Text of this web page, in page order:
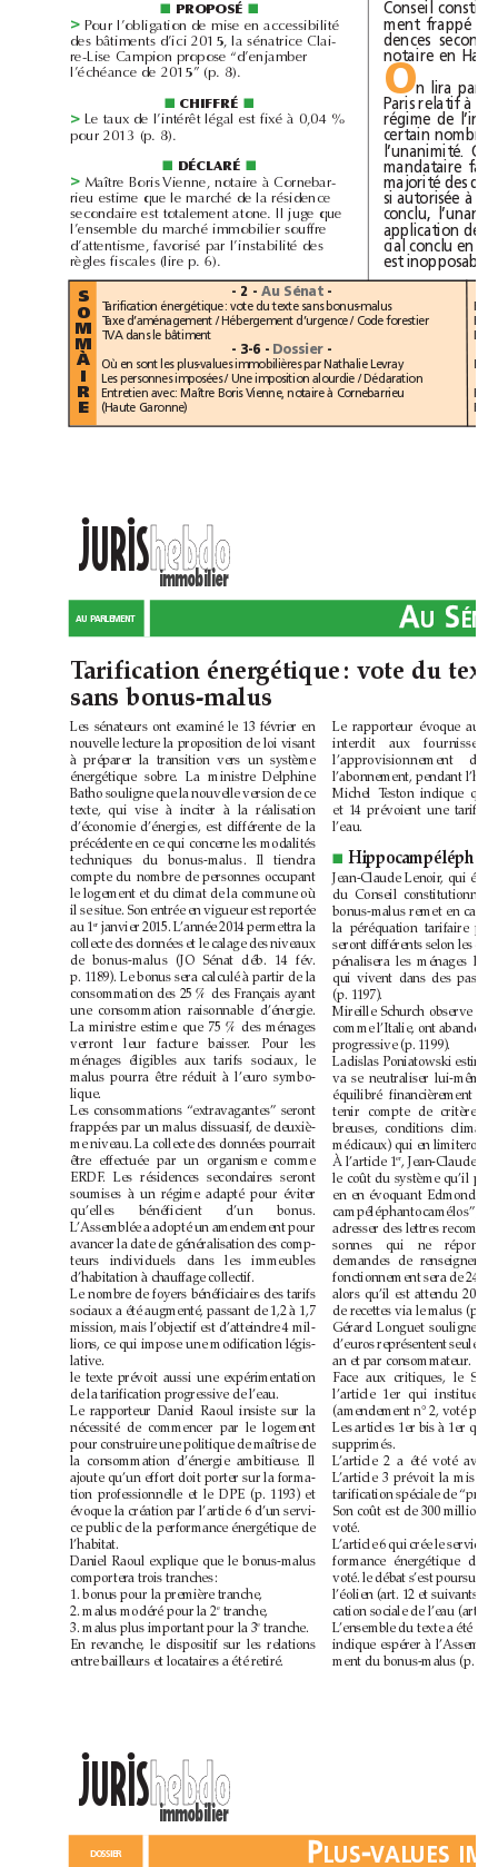
PROPOSÉ
> Pour l’obligation de mise en accessibilité
des bâtiments d’ici 2015, la sénatrice Clai-
re-Lise Campion propose “d’enjamber
l’échéance de 2015” (p.8).
CHIFFRÉ
>
Le taux de l’intérêt légal est fixé à 0,04%
pour 2013 (p.8).
DÉCLARÉ
>
Maître Boris Vienne, notaire à Cornebar-
rieu estime que le marché de la résidence
secondaire est totalement atone. Il juge que
l’ensemble du marché immobilier souffre
d’attentisme, favorisé par l’instabilité des
règles fiscales (lire p.6).
O
- 2 - Au Sénat -
Tarification énergétique: vote du texte sans bonus-malus
Taxe d’aménagement / Hébergement d’urgence / Code forestier
TVA dans le bâtiment
- 3-6 - Dossier -
Où en sont les plus-values immobilières par Nathalie Levray
Les personnes imposées / Une imposition alourdie / Déclaration
Entretien avec: Maître Boris Vienne, notaire à Cornebarrieu
(Haute Garonne)
S
O
M
M
À
I
R
E
Les sénateurs ont examiné le 13février en
nouvelle lecture la proposition de loi visant
à préparer la transition vers un système
énergétique sobre. La ministre Delphine
Batho souligne que la nouvelle version de ce
texte, qui vise à inciter à la réalisation
d’économie d’énergies, est différente de la
précédente en ce qui concerne les modalités
techniques du bonus-malus. Il tiendra
compte du nombre de personnes occupant
le logement et du climat de la commune où
il se situe. Son entrée en vigueur est reportée
au 1 er janvier 2015. L’année 2014 permettra la
collecte des données et le calage des niveaux
de bonus-malus (JO Sénat déb. 14 fév.
p.1189). Le bonus sera calculé à partir de la
consommation des 25% des Français ayant
une consommation raisonnable d’énergie.
La ministre estime que 75% des ménages
verront leur facture baisser. Pour les
ménages éligibles aux tarifs sociaux, le
malus pourra être réduit à l’euro symbo-
lique.
Les consommations “extravagantes” seront
frappées par un malus dissuasif, de deuxiè-
me niveau. La collecte des données pourrait
être effectuée par un organisme comme
ERDF. Les résidences secondaires seront
soumises à un régime adapté pour éviter
qu’elles bénéficient d’un bonus.
L’Assemblée a adopté un amendement pour
avancer la date de généralisation des comp-
teurs individuels dans les immeubles
d’habitation à chauffage collectif.
Le nombre de foyers bénéficiaires des tarifs
sociaux a été augmenté, passant de 1,2 à 1,7
mission, mais l’objectif est d’atteindre 4mil-
lions, ce qui impose une modification légis-
lative.
le texte prévoit aussi une expérimentation
de la tarification progressive de l’eau.
Le rapporteur Daniel Raoul insiste sur la
nécessité de commencer par le logement
pour construire une politique de maîtrise de
la consommation d’énergie ambitieuse. Il
ajoute qu’un effort doit porter sur la forma-
tion professionnelle et le DPE (p.1193) et
évoque la création par l’article 6 d’un servi-
ce public de la performance énergétique de
l’habitat.
Daniel Raoul explique que le bonus-malus
comportera trois tranches:
1. bonus pour la première tranche,
2. malus modéré pour la 2e
tranche,
3. malus plus important pour la 3e tranche.
En revanche, le dispositif sur les relations
entre bailleurs et locataires a été retiré.
l’eau.
(p.1197).
progressive (p.1199).
À l’article 1er
an et par consommateur.
supprimés.
voté.
A
AU
U S
SÉ
ÉNN
A
AU
U P
PA
AR
RL
LE
EM
ME
EN
NT
T
sans bonus-malus
••
immobilier
JURISh
he
eb
bd
do
o
JURISh
he
eb
bd
do
o
immobilier
••
P
PLL U
US
S-
-V
VA
A L
LU
U E
ES
S IIM
M
D
DO
OS
SS
SIIE
ER
R